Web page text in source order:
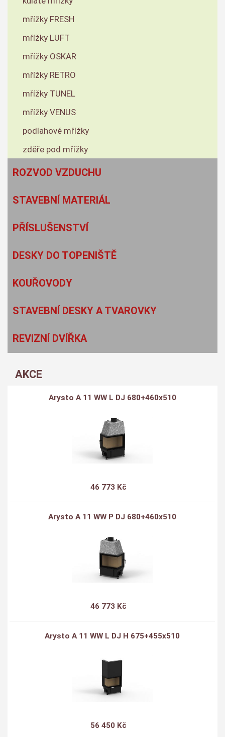
mřížky FRESH
mřížky LUFT
mřížky OSKAR
mřížky RETRO
mřížky TUNEL
mřížky VENUS
podlahové mřížky
zděře pod mřížky
ROZVOD VZDUCHU
STAVEBNÍ MATERIÁL
PŘÍSLUŠENSTVÍ
DESKY DO TOPENIŠTĚ
KOUŘOVODY
STAVEBNÍ DESKY A TVAROVKY
REVIZNÍ DVÍŘKA
AKCE
Arysto A 11 WW L DJ 680+460x510
46 773 Kč
Arysto A 11 WW P DJ 680+460x510
46 773 Kč
Arysto A 11 WW L DJ H 675+455x510
56 450 Kč